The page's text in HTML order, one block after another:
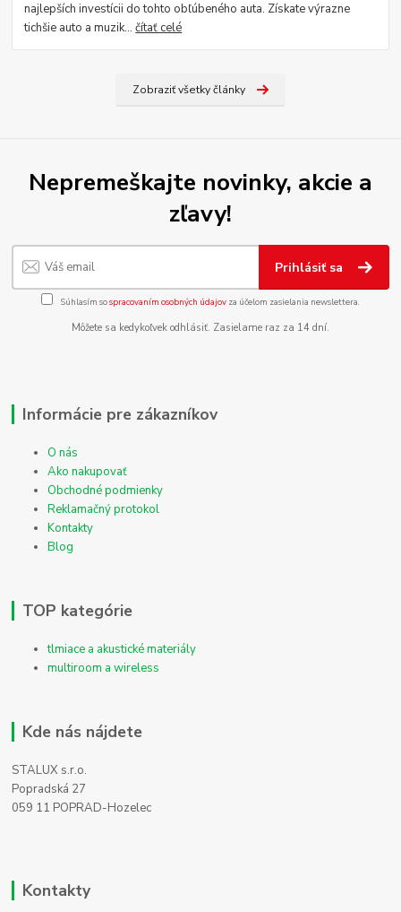
najlepších investícii do tohto obľúbeného auta. Získate výrazne
tichšie auto a muzik...čítať celé
Zobraziť všetky články
Nepremeškajte novinky, akcie a
zľavy!
Prihlásiť sa
Súhlasím sospracovaním osobných údajov za účelom zasielania newslettera.
Môžete sa kedykoľvek odhlásiť. Zasielame raz za 14 dní.
Informácie pre zákazníkov
O nás
Ako nakupovať
Obchodné podmienky
Reklamačný protokol
Kontakty
Blog
TOP kategórie
tlmiace a akustické materiály
multiroom a wireless
Kde nás nájdete
STALUX s.r.o.
Popradská 27
059 11 POPRAD-Hozelec
Kontakty